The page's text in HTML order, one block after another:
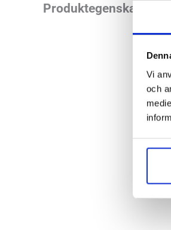
Vi
och
Produktegenskaper